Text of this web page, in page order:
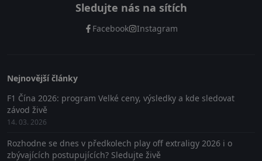
Sledujte nás na sítích
Facebook Instagram
Nejnovější články
F1 Čína 2026: program Velké ceny, výsledky a kde sledovat
závod živě
14. 03. 2026
Rozhodne se dnes v předkolech play off extraligy 2026 i o
zbývajících postupujících? Sledujte živě